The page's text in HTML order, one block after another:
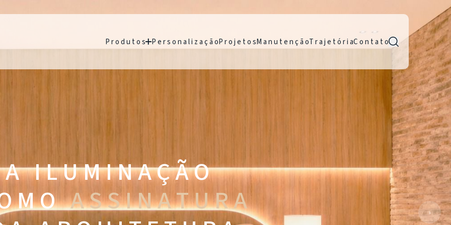
P r o d u t o s P e r s o n a l i z a ç ã oP r o j e t o sM a n u t e n ç ã oT r a j e t ó r i aC o n t a t o
A I L U M I N A Ç Ã O
M OA S S I N A T U R A
›